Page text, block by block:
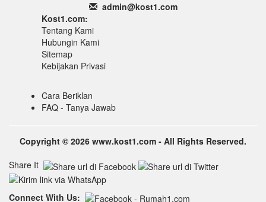
admin@kost1.com
Kost1.com:
Tentang Kami
Hubungin Kami
Sitemap
Kebijakan Privasi
Cara Beriklan
FAQ - Tanya Jawab
Copyright © 2026 www.kost1.com - All Rights Reserved.
Share It
Connect With Us: